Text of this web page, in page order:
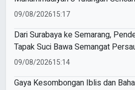
SPMB
09/08/202615:17
Dari Surabaya ke Semarang,
Tapak Suci Bawa Semangat
di Muktamar XVI
09/08/202615:14
Gaya Kesombongan Iblis dan